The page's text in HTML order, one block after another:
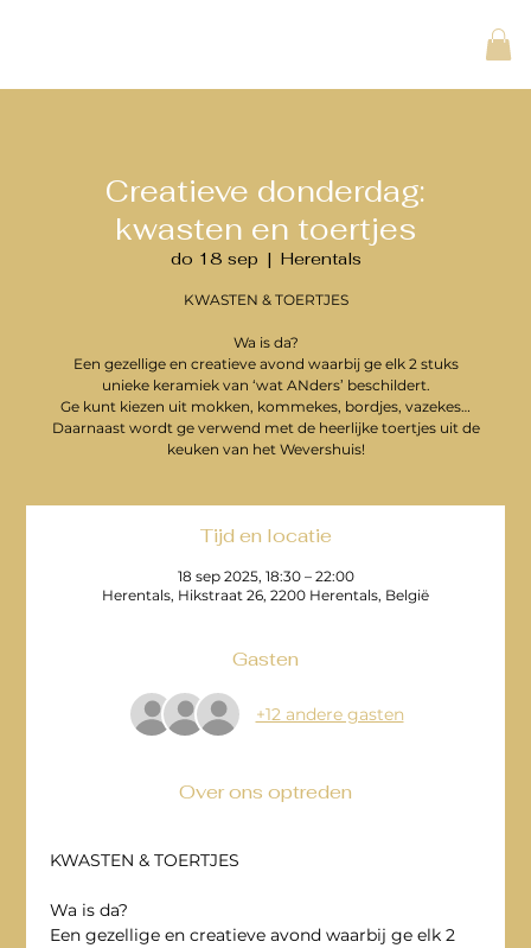
Creatieve donderdag:
kwasten en toertjes
do 18 sep
  |
Herentals
KWASTEN & TOERTJES
Wa is da?
Een gezellige en creatieve avond waarbij ge elk 2 stuks
unieke keramiek van ‘wat ANders’ beschildert.
Ge kunt kiezen uit mokken, kommekes, bordjes, vazekes…
Daarnaast wordt ge verwend met de heerlijke toertjes uit de
keuken van het Wevershuis!
Tijd en locatie
18 sep 2025, 18:30 – 22:00
Herentals, Hikstraat 26, 2200 Herentals, België
Gasten
+12 andere gasten
Over ons optreden
KWASTEN & TOERTJES
Wa is da?
Een gezellige en creatieve avond waarbij ge elk 2